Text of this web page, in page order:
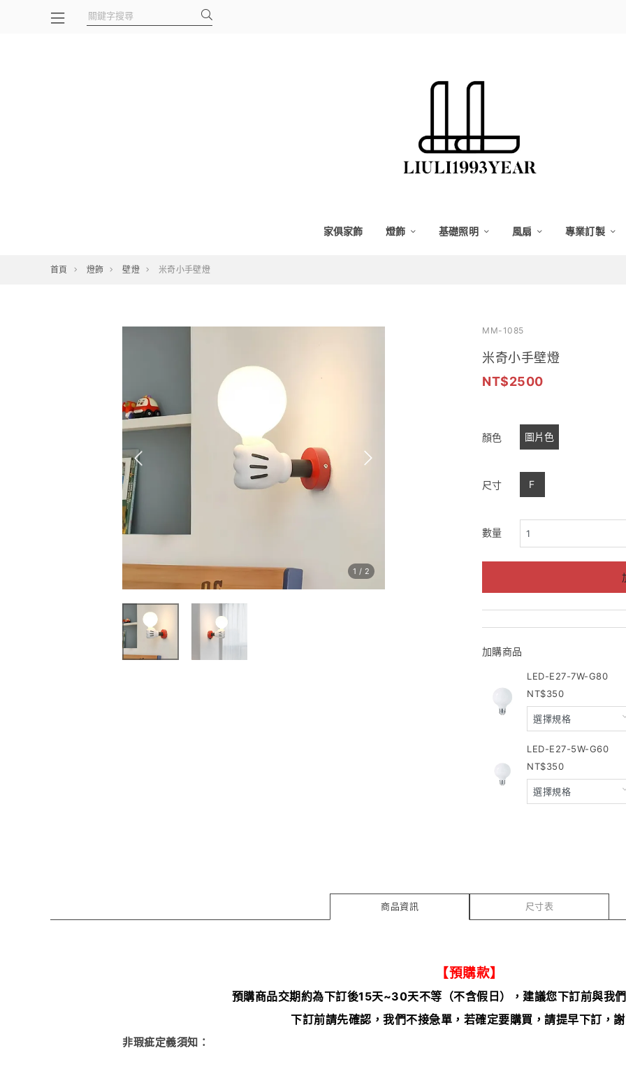
家俱家飾 燈飾 基礎照明 風扇 專業訂製
首頁 燈飾 壁燈 米奇小手壁燈
1 / 2
MM-1085
米奇小手壁燈
2500
顏色 圖片色
尺寸 F
數量
加購商品
LED-E27-7W-G80
350
LED-E27-5W-G60
350
商品資訊 尺寸表
【預購款】
預購商品交期約為下訂後15天~30天不等（不含假日），建議您下訂前與我
下訂前請先確認，我們不接急單，若確定要購買，請提早下訂，謝
非瑕疵定義須知：